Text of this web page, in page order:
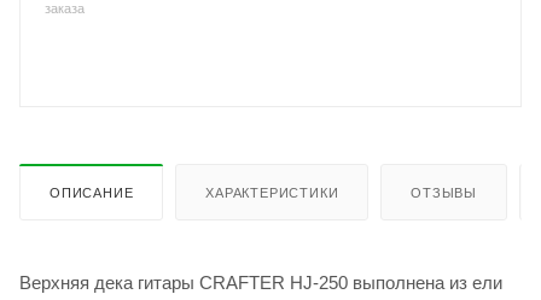
заказа
ОПИСАНИЕ ХАРАКТЕРИСТИКИ ОТЗЫВЫ
Верхняя дека гитары CRAFTER HJ-250 выполнена из ели